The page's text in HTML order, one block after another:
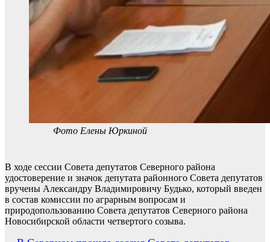
Фото Елены Юркиной
В ходе сессии Совета депутатов Северного района
удостоверение и значок депутата районного Совета депутатов
вручены Александру Владимировичу Будько, который введен
в состав комиссии по аграрным вопросам и
природопользованию Совета депутатов Северного района
Новосибирской области четвертого созыва.